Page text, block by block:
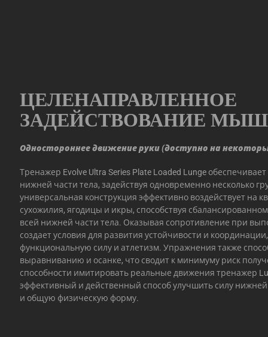
ЦЕЛЕНАПРАВЛЕННОЕ
ЗАДЕЙСТВОВАНИЕ
Одностороннее движение руки (доступно на
Тренажер Evolve Ultra Series Plate Loaded Lunge
нижней части тела, задействуя одновременно несколько
универсальная конструкция эффективно воздействует на
сухожилия, ягодицы и икры, способствуя
всей нижней части тела. Оказывая сопротивление при
создает условия для развития устойчивости и
функциональную силу и атлетизм. Упражнения также
выравниванию и осанке, что сводит к минимуму риск
способности имитировать реальные движения тренажер
эффективный и действенный способ улучшить силу нижней
и общую физическую форму.